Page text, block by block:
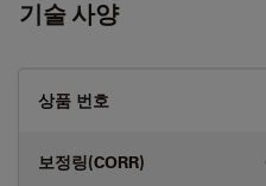
기술 사양
상품 번호
보정링(CORR)